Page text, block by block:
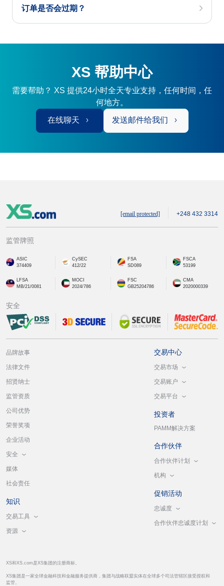
订单是否会过期？
XS 帮助中心
需要帮助？ XS 提供24小时全天专业支持，任何时间，任
何地方。
在线聊天 发送邮件给我们
[email protected] +248 432 3314
监管牌照
ASIC
374409
CySEC
412/22
FSA
SD089
FSCA
53199
LFSA
MB/21/0081
MOCI
2024/786
FSC
GB25204786
CMA
2020000339
安全
品牌故事
法律文件
招贤纳士
监管资质
公司优势
荣誉奖项
企业活动
安全
媒体
社会责任
知识
交易工具
资源
交易中心
交易市场
交易账户
交易平台
投资者
PAMM解决方案
合作伙伴
合作伙伴计划
机构
促销活动
忠诚度
合作伙伴忠诚度计划
XS和XS.com是XS集团的注册商标。
XS集团是一家全球金融科技和金融服务提供商，集团与战略联盟实体在全球多个司法管辖区接受授权和
监管。